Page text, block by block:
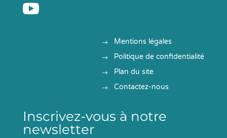

Mentions légales
Politique de confidentialité
Plan du site
Contactez-nous
Inscrivez-vous à notre
newsletter